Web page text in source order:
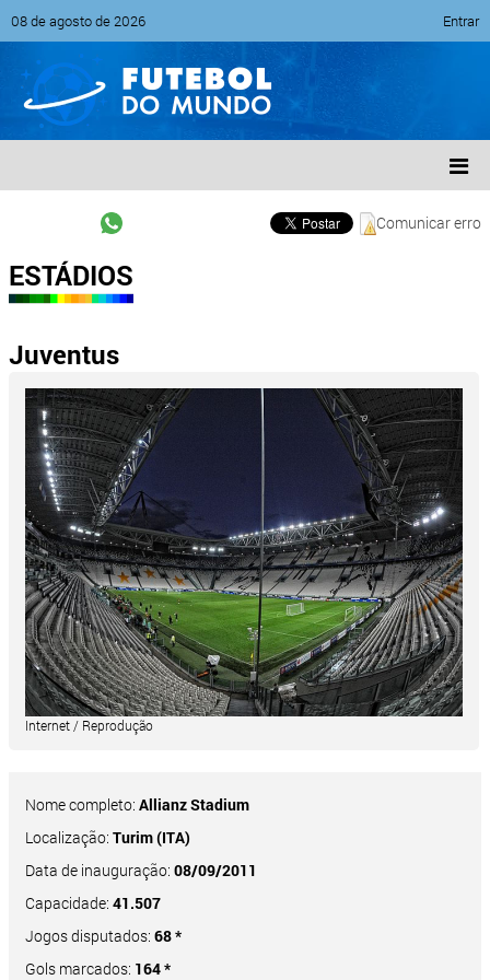
08 de agosto de 2026 Entrar
Comunicar erro
ESTÁDIOS
Juventus
Internet / Reprodução
Nome completo: Allianz Stadium
Localização: Turim (ITA)
Data de inauguração: 08/09/2011
Capacidade: 41.507
Jogos disputados: 68 *
Gols marcados: 164 *